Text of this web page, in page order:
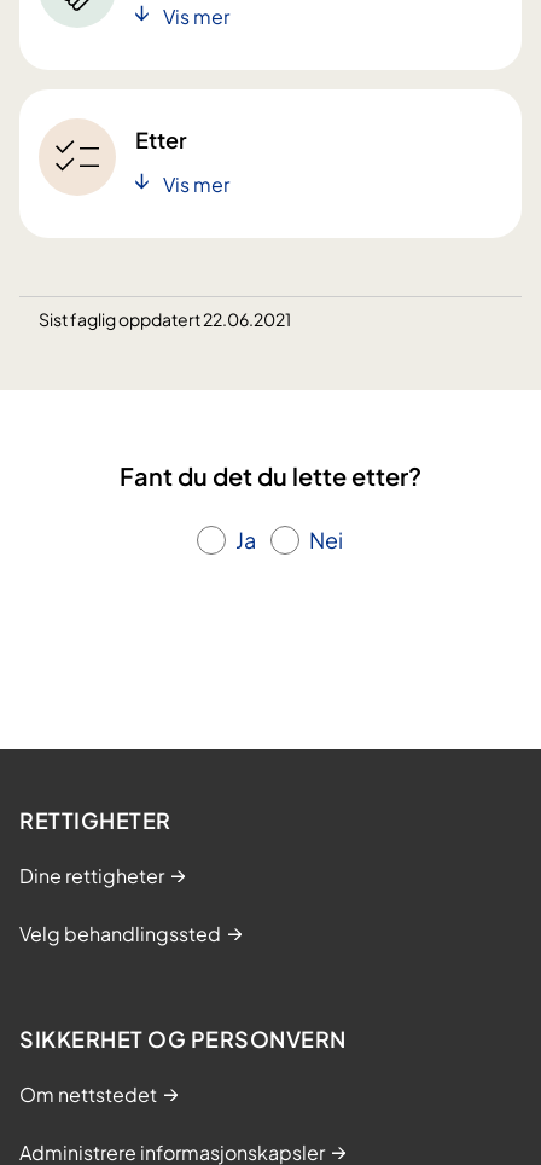
Vis mer
Etter
Vis mer
Sist faglig oppdatert 22.06.2021
Fant du det du lette etter?
Ja Nei
RETTIGHETER
Dine rettigheter
Velg behandlingssted
SIKKERHET OG PERSONVERN
Om nettstedet
Administrere informasjonskapsler